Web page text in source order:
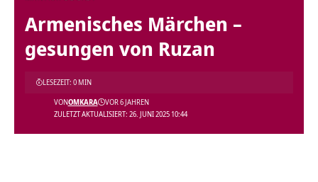
Armenisches Märchen –
gesungen von Ruzan
ZULETZT AKTUALISIERT: 26. JUNI 2025 10:44
VONOMKARA VOR 6 JAHREN
LESEZEIT: 0 MIN